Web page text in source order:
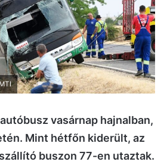
vasárnap hajnalban,
Mint hétfőn kiderült, az
buszon 77-en utaztak.